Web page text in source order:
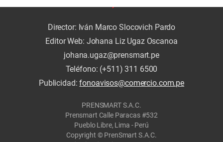
Director: Iván Marco Slocovich Pardo
Editor Web: Johana Liz Ugaz Oscanoa
johana.ugaz@prensmart.pe
Teléfono: (+511) 311 6500
Publicidad:fonoavisos@comercio.com.pe
PRENSMART S.A.C.
Prensmart Calle Paracas #532
Pueblo Libre, Lima - Perú
Copyright © PrenSmart S.A.C.